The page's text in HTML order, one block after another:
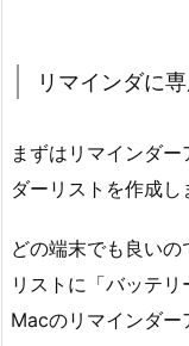
リマインダに
まずはリマインダ
ダーリストを作成し
どの端末でも良い
リストに「バッテ
Macのリマインダー